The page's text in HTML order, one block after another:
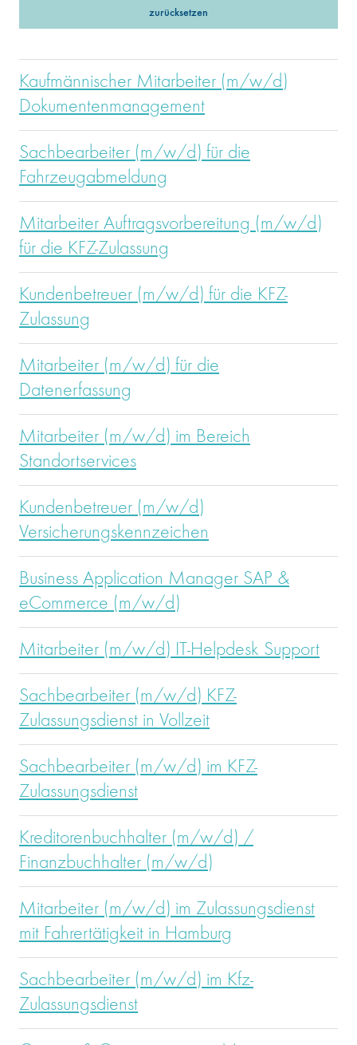
zurücksetzen
Kaufmännischer Mitarbeiter (m/w/d)
Dokumentenmanagement
Sachbearbeiter (m/w/d) für die
Fahrzeugabmeldung
Mitarbeiter Auftragsvorbereitung (m/w/d)
für die KFZ-Zulassung
Kundenbetreuer (m/w/d) für die KFZ-
Zulassung
Mitarbeiter (m/w/d) für die
Datenerfassung
Mitarbeiter (m/w/d) im Bereich
Standortservices
Kundenbetreuer (m/w/d)
Versicherungskennzeichen
Business Application Manager SAP &
eCommerce (m/w/d)
Mitarbeiter (m/w/d) IT-Helpdesk Support
Sachbearbeiter (m/w/d) KFZ-
Zulassungsdienst in Vollzeit
Sachbearbeiter (m/w/d) im KFZ-
Zulassungsdienst
Kreditorenbuchhalter (m/w/d) /
Finanzbuchhalter (m/w/d)
Mitarbeiter (m/w/d) im Zulassungsdienst
mit Fahrertätigkeit in Hamburg
Sachbearbeiter (m/w/d) im Kfz-
Zulassungsdienst